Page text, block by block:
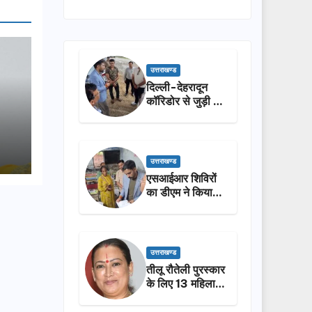
उत्तराखण्ड
दिल्ली-देहरादून
कॉरिडोर से जुड़ी 12
उत्तराखण्ड
एसआईआर शिविरों
का डीएम ने किया
उत्तराखण्ड
तीलू रौतेली पुरस्कार
के लिए 13 महिलाओं